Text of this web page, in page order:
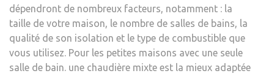
dépendront de nombreux facteurs, notamment : la
taille de votre maison, le nombre de salles de bains, la
qualité de son isolation et le type de combustible que
vous utilisez. Pour les petites maisons avec une seule
salle de bain. une chaudière mixte est la mieux adaptée